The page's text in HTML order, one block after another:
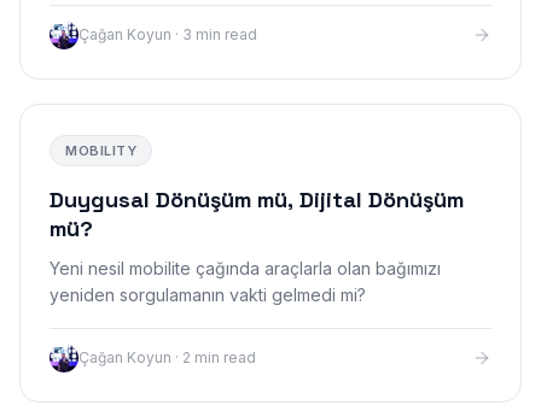
Çağan Koyun · 3 min read
MOBILITY
Duygusal Dönüşüm mü, Dijital Dönüşüm
mü?
Yeni nesil mobilite çağında araçlarla olan bağımızı
yeniden sorgulamanın vakti gelmedi mi?
Çağan Koyun · 2 min read